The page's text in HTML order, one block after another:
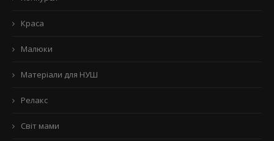
Краса
Малюки
Матеріали для НУШ
Релакс
Світ мами